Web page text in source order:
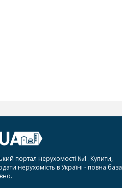
портал нерухомості №1. Купити,
нерухомість в Україні - повна база